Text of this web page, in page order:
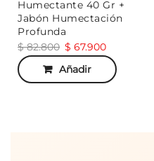
Humectante 40 Gr +
Jabón Humectación
Profunda
$82.800 $ 67.900
Añadir